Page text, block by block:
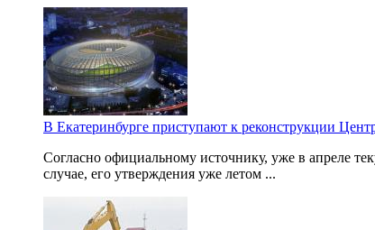
В Екатеринбурге приступают к реконструкции
Согласно официальному источнику, уже в апреле
случае, его утверждения уже летом ...